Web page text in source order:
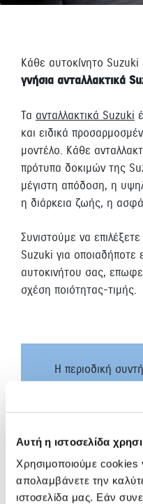
Αυτή η ιστοσελίδα
Χρησιμοποιούμε cookies
απολαμβάνετε την
ιστοσελίδα μας. Εάν
Κάθε αυτοκίνητο Suzuki
γνήσια ανταλλακτικά
Τα ανταλλακτικά Suzuki
και ειδικά
μοντέλο. Κάθε
πρότυπα δοκιμών της
μέγιστη απόδοση, η
η διάρκεια ζωής, η
Συνιστούμε να
Suzuki για
αυτοκινήτου σας,
σχέση ποιότητας-τιμής.
Η περιοδική
απολαμβάνετε
οδηγική
πολλά χρόνια.